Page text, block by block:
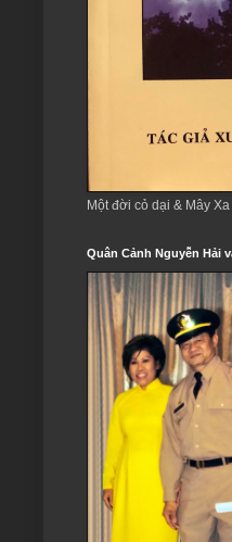
Một đời cỏ dại & Mây Xa
Quân Cảnh Nguyễn Hải